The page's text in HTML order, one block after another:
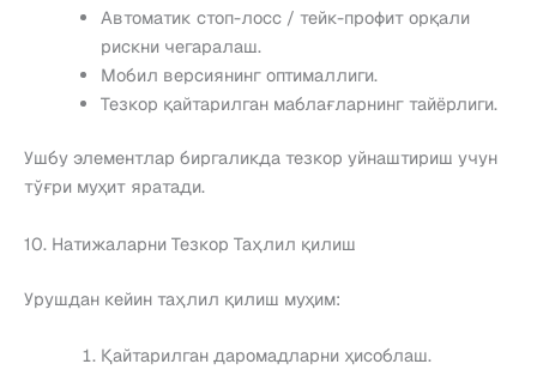
Автоматик стоп-лосс / тейк-профит орқали
рискни чегаралаш.
Мобил версиянинг оптималлиги.
Тезкор қайтарилган маблағларнинг тайёрлиги.
Ушбу элементлар биргаликда тезкор уйнаштириш учун
тўғри муҳит яратади.
10. Натижаларни Тезкор Таҳлил қилиш
Урушдан кейин таҳлил қилиш муҳим:
Қайтарилган даромадларни ҳисоблаш.